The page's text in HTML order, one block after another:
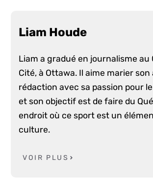
Liam Houde
Liam a gradué en journalisme au
Cité, à Ottawa. Il aime marier son
rédaction avec sa passion pour
et son objectif est de faire du
endroit où ce sport est un
culture.
VOIR PLUS